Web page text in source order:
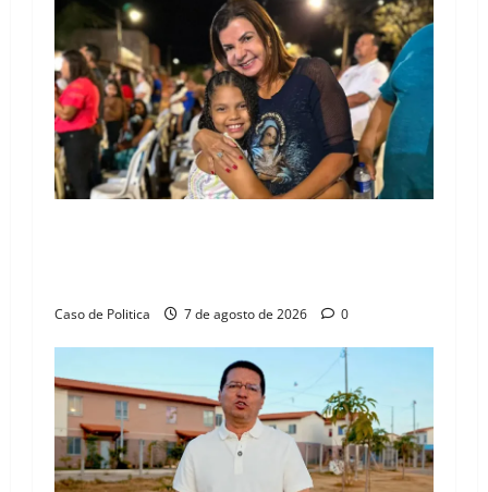
g
a
t
i
Caso de Politica 7 de agosto de 2026 0